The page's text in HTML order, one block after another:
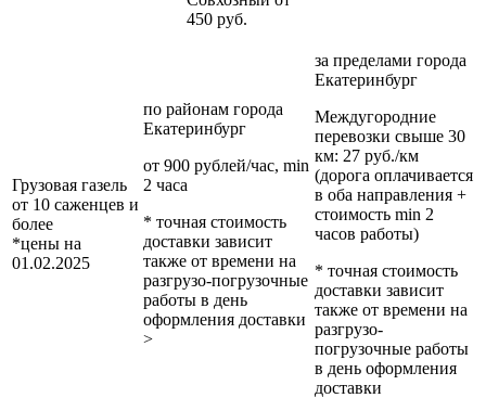
450 руб.
Грузовая газель
от 10 саженцев и
более
*цены на
01.02.2025
по районам города
Екатеринбург
от 900 рублей/час, min
2 часа
* точная стоимость
доставки зависит
также от времени на
разгрузо-погрузочные
работы в день
оформления доставки
>
за пределами города
Екатеринбург
Междугородние
перевозки свыше 30
км: 27 руб./км
(дорога оплачивается
в оба направления +
стоимость min 2
часов работы)
* точная стоимость
доставки зависит
также от времени на
разгрузо-
погрузочные работы
в день оформления
доставки